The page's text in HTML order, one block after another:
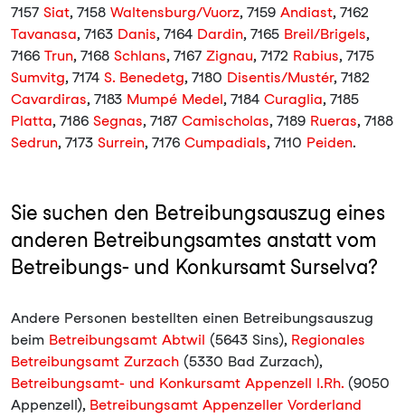
7157 Siat, 7158 Waltensburg/Vuorz, 7159 Andiast, 7162
Tavanasa, 7163 Danis, 7164 Dardin, 7165 Breil/Brigels,
7166 Trun, 7168 Schlans, 7167 Zignau, 7172 Rabius, 7175
Sumvitg, 7174 S. Benedetg, 7180 Disentis/Mustér, 7182
Cavardiras, 7183 Mumpé Medel, 7184 Curaglia, 7185
Platta, 7186 Segnas, 7187 Camischolas, 7189 Rueras, 7188
Sedrun, 7173 Surrein, 7176 Cumpadials, 7110 Peiden.
Sie suchen den Betreibungsauszug eines
anderen Betreibungsamtes anstatt vom
Betreibungs- und Konkursamt Surselva?
Andere Personen bestellten einen Betreibungsauszug
beim Betreibungsamt Abtwil (5643 Sins), Regionales
Betreibungsamt Zurzach (5330 Bad Zurzach),
Betreibungsamt- und Konkursamt Appenzell I.Rh. (9050
Appenzell), Betreibungsamt Appenzeller Vorderland